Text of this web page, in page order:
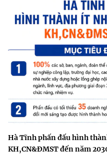
Hà Tĩnh phấn đấu hình
KH,CN&ĐMST đến năm